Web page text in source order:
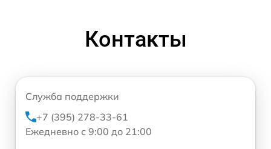
Контакты
Служба поддержки
+7 (395) 278-33-61
Ежедневно с 9:00 до 21:00